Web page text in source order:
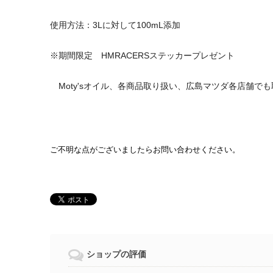
使用方法：3Lに対して100mL添加
※期間限定 HMRACERSステッカープレゼント
Moty'sオイル、各商品取り扱い、広島マツダ各店舗でも
ご不明な点がございましたらお問い合わせください。
ショップの評価